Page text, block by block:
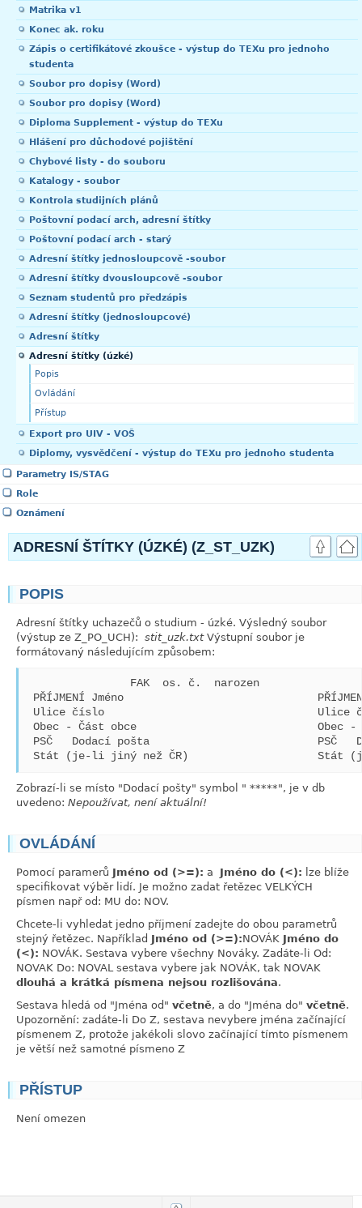
Matrika v1
Konec ak. roku
Zápis o certifikátové zkoušce - výstup do TEXu pro jednoho
studenta
Soubor pro dopisy (Word)
Soubor pro dopisy (Word)
Diploma Supplement - výstup do TEXu
Hlášení pro důchodové pojištění
Chybové listy - do souboru
Katalogy - soubor
Kontrola studijních plánů
Poštovní podací arch, adresní štítky
Poštovní podací arch - starý
Adresní štítky jednosloupcově -soubor
Adresní štítky dvousloupcově -soubor
Seznam studentů pro předzápis
Adresní štítky (jednosloupcové)
Adresní štítky
Adresní štítky (úzké)
Popis
Ovládání
Přístup
Export pro UIV - VOŠ
Diplomy, vysvědčení - výstup do TEXu pro jednoho studenta
Parametry IS/STAG
Role
Oznámení
ADRESNÍ ŠTÍTKY (ÚZKÉ) (Z_ST_UZK)
POPIS
Adresní štítky uchazečů o studium - úzké. Výsledný soubor
(výstup ze Z_PO_UCH): stit_uzk.txtVýstupní soubor je
formátovaný následujícím způsobem:
FAK  os. č.  narozen
PŘÍJMENÍ Jméno                              PŘÍJMENÍ
Ulice číslo                                 Ulice
Obec - Část obce                            Obec -
PSČ   Dodací pošta                          PSČ
Zobrazí-li se místo "Dodací pošty" symbol " *****", je v db
uvedeno: Nepoužívat, není aktuální!
OVLÁDÁNÍ
Pomocí paramerů Jméno od (>=): a Jméno do (<): lze blíže
specifikovat výběr lidí. Je možno zadat řetězec VELKÝCH
písmen např od: MU do: NOV.
Chcete-li vyhledat jedno příjmení zadejte do obou parametrů
stejný řetězec. Například Jméno od (>=):NOVÁK Jméno do
(<): NOVÁK. Sestava vybere všechny Nováky. Zadáte-li Od:
NOVAK Do: NOVAL sestava vybere jak NOVÁK, tak NOVAK
dlouhá a krátká písmena nejsou rozlišována.
Sestava hledá od "Jména od" včetně, a do "Jména do" včetně.
Upozornění: zadáte-li Do Z, sestava nevybere jména začínající
písmenem Z, protože jakékoli slovo začínající tímto písmenem
je větší než samotné písmeno Z
PŘÍSTUP
Není omezen